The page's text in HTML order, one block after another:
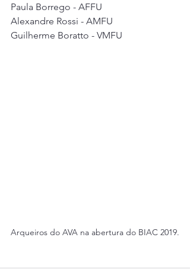
Paula Borrego - AFFU
Alexandre Rossi - AMFU
Guilherme Boratto - VMFU
Arqueiros do AVA na abertura do BIAC 2019.